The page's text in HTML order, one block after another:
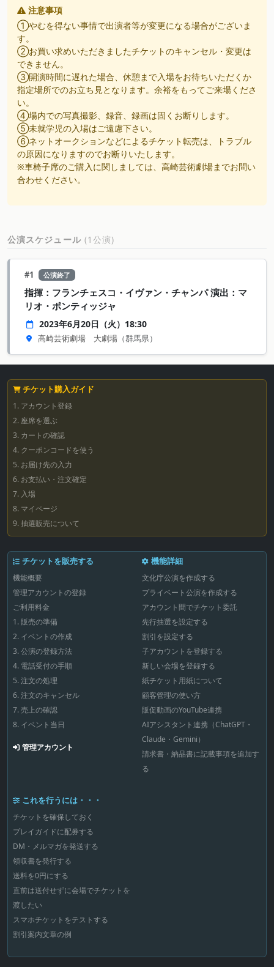
注意事項
①やむを得ない事情で出演者等が変更になる場合がございま
す。
②お買い求めいただきましたチケットのキャンセル・変更は
できません。
③開演時間に遅れた場合、休憩まで入場をお待ちいただくか
指定場所でのお立ち見となります。余裕をもってご来場くださ
い。
④場内での写真撮影、録音、録画は固くお断りします。
⑤未就学児の入場はご遠慮下さい。
⑥ネットオークションなどによるチケット転売は、トラブル
の原因になりますのでお断りいたします。
※車椅子席のご購入に関しましては、高崎芸術劇場までお問い
合わせください。
公演スケジュール (1公演)
#1 公演終了
指揮：フランチェスコ・イヴァン・チャンパ 演出：マ
リオ・ポンティッジャ
2023年6月20日（火）18:30
高崎芸術劇場 大劇場 （群馬県）
チケット購入ガイド
1. アカウント登録
2. 座席を選ぶ
3. カートの確認
4. クーポンコードを使う
5. お届け先の入力
6. お支払い・注文確定
7. 入場
8. マイページ
9. 抽選販売について
チケットを販売する
機能概要
管理アカウントの登録
ご利用料金
1. 販売の準備
2. イベントの作成
3. 公演の登録方法
4. 電話受付の手順
5. 注文の処理
6. 注文のキャンセル
7. 売上の確認
8. イベント当日
管理アカウント
機能詳細
文化庁公演を作成する
プライベート公演を作成する
アカウント間でチケット委託
先行抽選を設定する
割引を設定する
子アカウントを登録する
新しい会場を登録する
紙チケット用紙について
顧客管理の使い方
販促動画のYouTube連携
AIアシスタント連携（ChatGPT・
Claude・Gemini）
請求書・納品書に記載事項を追加す
る
これを行うには・・・
チケットを確保しておく
プレイガイドに配券する
DM・メルマガを発送する
領収書を発行する
送料を0円にする
直前は送付せずに会場でチケットを
渡したい
スマホチケットをテストする
割引案内文章の例